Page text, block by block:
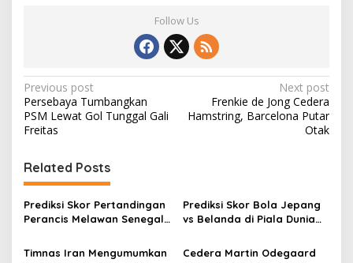
Follow Us
Post
navigation
Previous post
Persebaya Tumbangkan
PSM Lewat Gol Tunggal Gali
Freitas
Next post
Frenkie de Jong Cedera
Hamstring, Barcelona Putar
Otak
Related Posts
Prediksi Skor Pertandingan
Perancis Melawan Senegal
Prediksi Skor Bola Jepang
vs Belanda di Piala Dunia
Timnas Iran Mengumumkan
Cedera Martin Odegaard